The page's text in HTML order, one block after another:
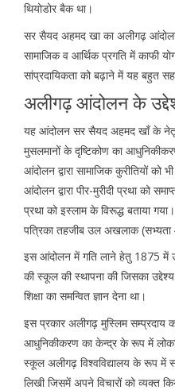
थियोडोर बैक था।
सर सैयद अहमद खा का अलीगढ़ आंदोलन
सामाजिक व आर्थिक प्रगति में काफी
सांप्रदायिकता को बढ़ाने में यह बहुत
अलीगढ़ आंदोलन के
यह आंदोलन सर सैयद अहमद खाँ के
मुसलमानों के दृष्टिकोण का
आंदोलन द्वारा सामाजिक कुरीतियों
आंदोलन द्वारा पीर-मुरीदी प्रथा को
प्रथा को इस्लाम के विरूद्ध बताया
पत्रिका तहजीब उल अखलाक (सभ्यता
इस आंदोलन में गति लाने हेतु 1875 में
की स्कूल की स्थापना की जिसका उद्देश्य
शिक्षा का समन्वित ज्ञान देना था।
इस प्रकार अलीगढ़ मुस्लिम सम्प्रदाय
आधुनिकीकरण का केन्द्र के रूप में
स्कूल अलीगढ़ विश्वविद्यालय के रूप में
लिखी जिसमें अपने विचारों को व्यक्त